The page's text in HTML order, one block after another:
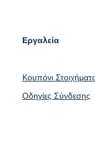
Εργαλεία
Κουπόνι
Οδηγίες Σύνδεσης